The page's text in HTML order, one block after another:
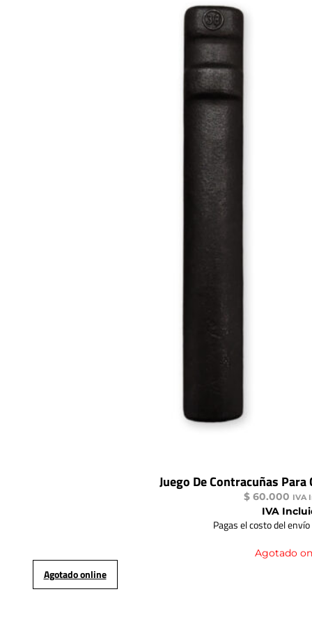
Juego De Contracuñas
$60.000 IVA
IVA
Pagas el costo del
Agotado
Agotado online